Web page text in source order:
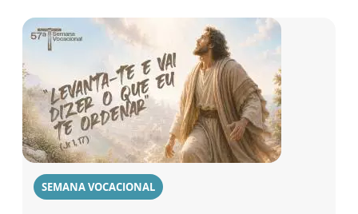
SEMANA VOCACIONAL